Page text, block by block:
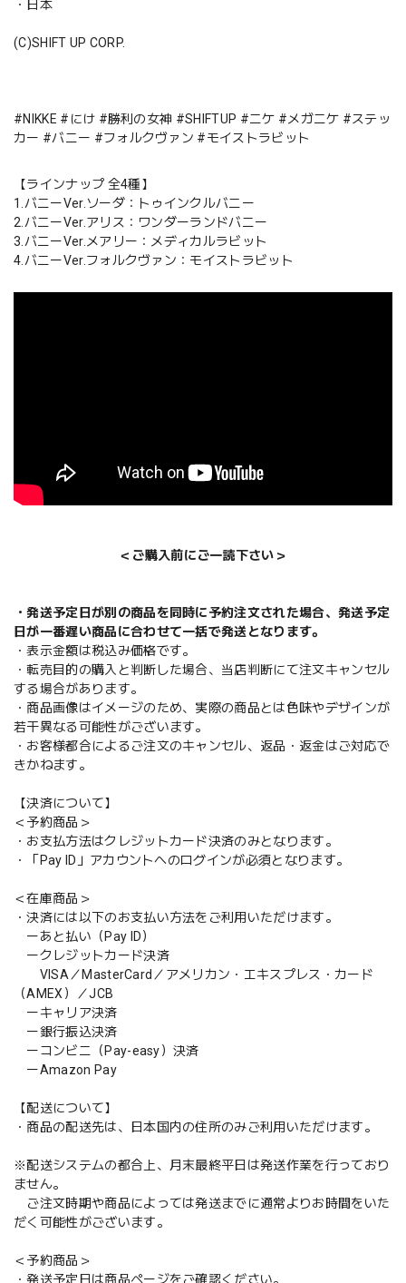
・日本
(C)SHIFT UP CORP.
#NIKKE #にけ #勝利の女神 #SHIFTUP #ニケ #メガニケ #ステッ
カー #バニー #フォルクヴァン #モイストラビット
【ラインナップ 全4種】
1.バニーVer.ソーダ：トゥインクルバニー
2.バニーVer.アリス：ワンダーランドバニー
3.バニーVer.メアリー：メディカルラビット
4.バニーVer.フォルクヴァン：モイストラビット
＜ご購入前にご一読下さい＞
・発送予定日が別の商品を同時に予約注文された場合、発送予定
日が一番遅い商品に合わせて一括で発送となります。
・表示金額は税込み価格です。
・転売目的の購入と判断した場合、当店判断にて注文キャンセル
する場合があります。
・商品画像はイメージのため、実際の商品とは色味やデザインが
若干異なる可能性がございます。
・お客様都合によるご注文のキャンセル、返品・返金はご対応で
きかねます。
【決済について】
＜予約商品＞
・お支払方法はクレジットカード決済のみとなります。
・「Pay ID」アカウントへのログインが必須となります。
＜在庫商品＞
・決済には以下のお支払い方法をご利用いただけます。
ーあと払い（Pay ID）
ークレジットカード決済
VISA／MasterCard／アメリカン・エキスプレス・カード
（AMEX）／JCB
ーキャリア決済
ー銀行振込決済
ーコンビニ（Pay-easy）決済
ーAmazon Pay
【配送について】
・商品の配送先は、日本国内の住所のみご利用いただけます。
※配送システムの都合上、月末最終平日は発送作業を行っており
ません。
ご注文時期や商品によっては発送までに通常よりお時間をいた
だく可能性がございます。
＜予約商品＞
・発送予定日は商品ページをご確認ください。